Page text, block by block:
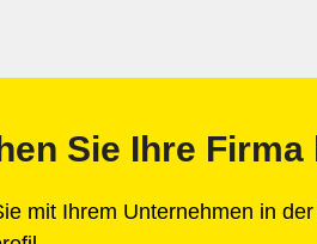
Sie Ihre
mit Ihrem Unternehmen in